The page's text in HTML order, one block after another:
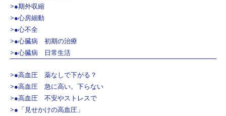
>●期外収縮
>●心房細動
>●心不全
>●心臓病 初期の治療
>●心臓病 日常生活
>●高血圧 薬なしで下がる？
>●高血圧 急に高い。下らない
>●高血圧 不安やストレスで
>●「見せかけの高血圧」